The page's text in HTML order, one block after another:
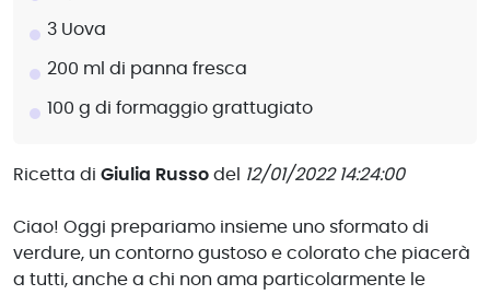
Ricetta di Giulia Russo del 12/01/2022 14:24:00
Ciao! Oggi prepariamo insieme uno sformato di
verdure, un contorno gustoso e colorato che piacerà
a tutti, anche a chi non ama particolarmente le
3 Uova
200 ml di panna fresca
100 g di formaggio grattugiato